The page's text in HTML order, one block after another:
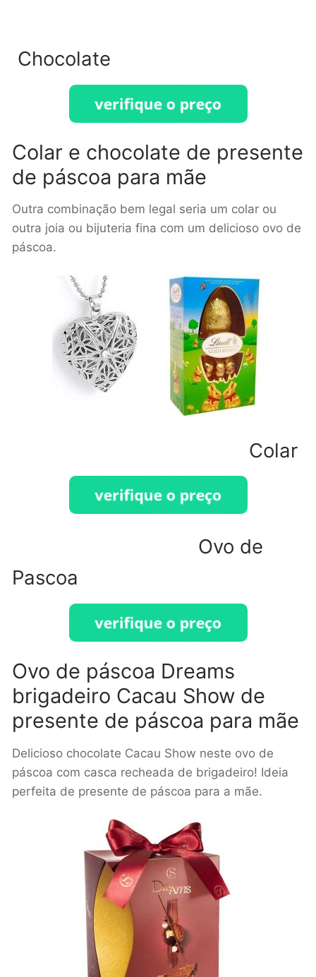
Chocolate
Colar e chocolate de presente
de páscoa para mãe
Outra combinação bem legal seria um colar ou
outra joia ou bijuteria fina com um delicioso ovo de
páscoa.
Colar
Ovo de
Pascoa
Ovo de páscoa Dreams
brigadeiro Cacau Show de
presente de páscoa para mãe
Delicioso chocolate Cacau Show neste ovo de
páscoa com casca recheada de brigadeiro! Ideia
perfeita de presente de páscoa para a mãe.